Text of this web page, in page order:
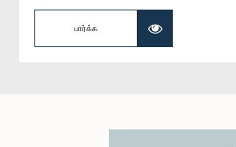
பார்க்க